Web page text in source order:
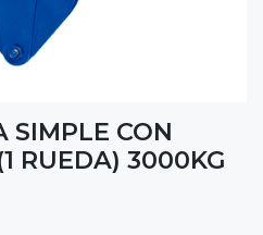
SIMPLE CON
RUEDA) 3000KG